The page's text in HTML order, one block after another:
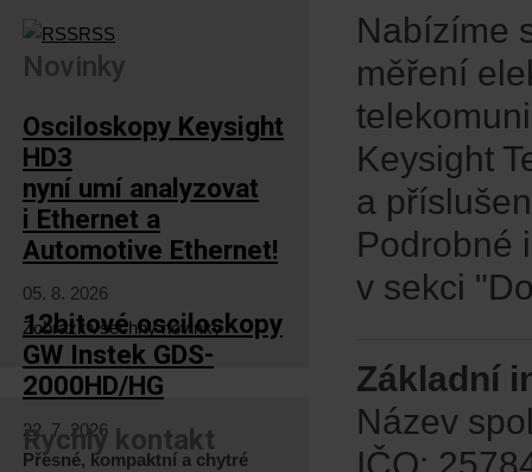
Nabízíme
měření
Keysight
a
Podrobné
v sekci
Základní
Název
RSS
Novinky
Osciloskopy Keysight
HD3
nyní umí analyzovat
i Ethernet a
Automotive Ethernet!
05. 8. 2026
12bitové osciloskopy
GW Instek GDS-
2000HD/HG
22. 7. 2026
Přesné, kompaktní a chytré
Zobrazit všechny novinky
Rychlý kontakt